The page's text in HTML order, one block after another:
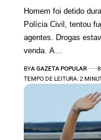
Homem foi detido
Polícia Civil, tentou
agentes. Drogas
venda. A…
BYA GAZETA POPULAR
TEMPO DE LEITURA: 2